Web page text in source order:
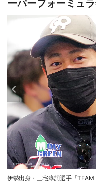
ーパーフォーミュ
伊勢出身・三宅淳詞選手「